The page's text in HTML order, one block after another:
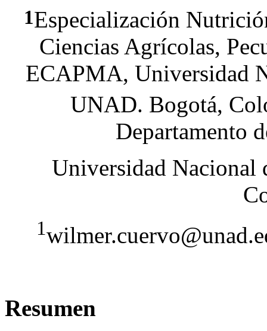
1Especialización
Ciencias Agrícolas,
ECAPMA, Universidad
UNAD. Bogotá,
Departamento
Universidad Nacional
1
Resumen